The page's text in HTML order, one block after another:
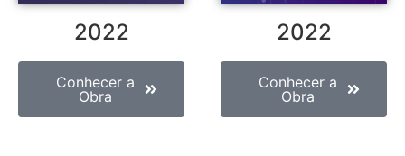
2022
Conhecer a
Obra
2022
Conhecer a
Obra